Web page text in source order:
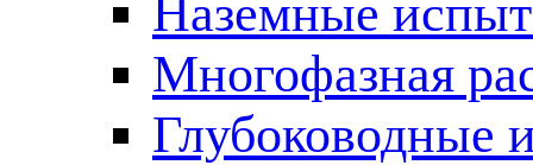
Наземные
Многофазная
Глубоководные